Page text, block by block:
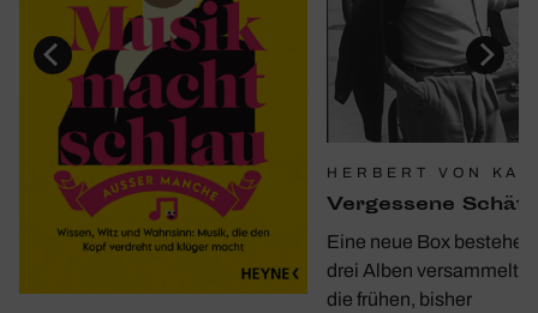
HERBERT VON
Verges­sene
Eine neue Box
drei Alben versammelt
die frühen, bisher